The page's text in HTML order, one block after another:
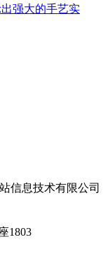
强大的手艺实
信息技术有限公司
1803